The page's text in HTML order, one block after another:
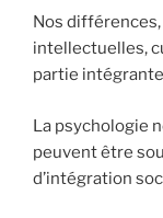
Nos
intellectuelles,
partie
La psychologie
peuvent être
d’intégration